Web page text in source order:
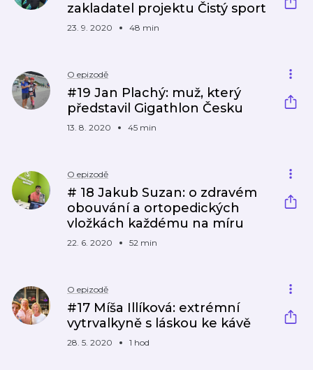
zakladatel projektu Čistý sport
23. 9. 2020 48 min
O epizodě
#19 Jan Plachý: muž, který
představil Gigathlon Česku
13. 8. 2020 45 min
O epizodě
# 18 Jakub Suzan: o zdravém
obouvání a ortopedických
vložkách každému na míru
22. 6. 2020 52 min
O epizodě
#17 Míša Illíková: extrémní
vytrvalkyně s láskou ke kávě
28. 5. 2020 1 hod